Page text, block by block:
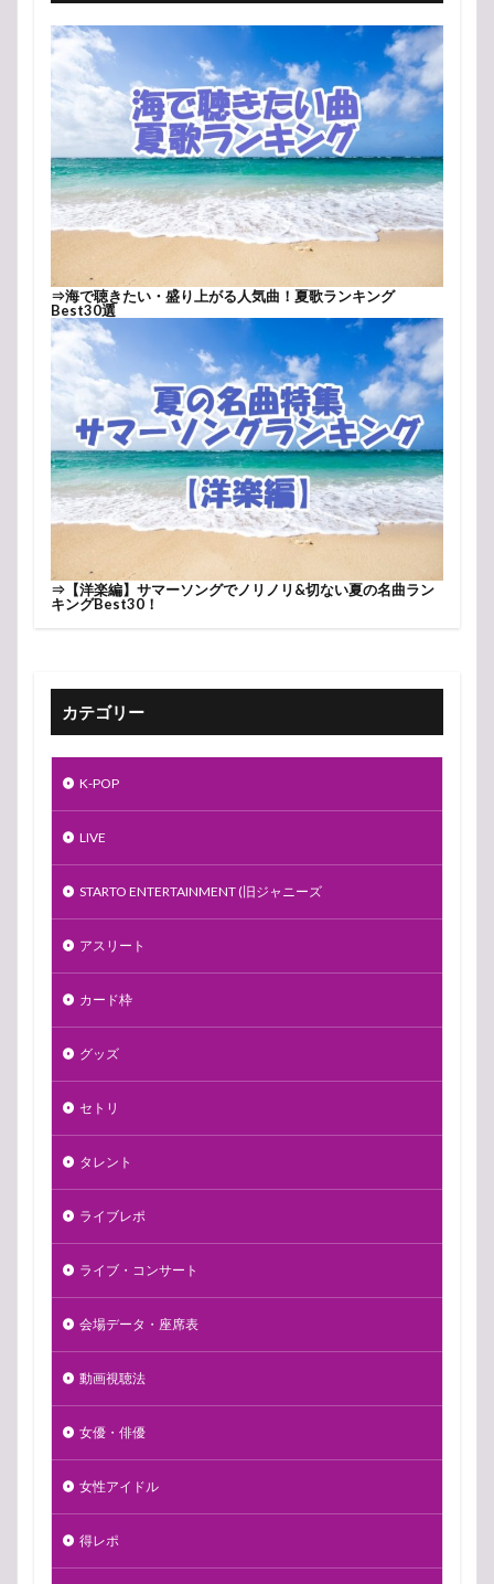
⇒海で聴きたい・盛り上がる人気曲！夏歌ランキング
Best30選
⇒ 【洋楽編】サマーソングでノリノリ&切ない夏の名曲ラン
キングBest30！
カテゴリー
K-POP
LIVE
STARTO ENTERTAINMENT (旧ジャニーズ
アスリート
カード枠
グッズ
セトリ
タレント
ライブレポ
ライブ・コンサート
会場データ・座席表
動画視聴法
女優・俳優
女性アイドル
得レポ